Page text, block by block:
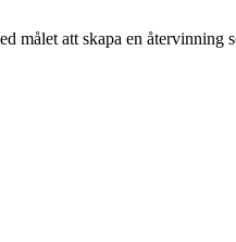
målet att skapa en återvinning